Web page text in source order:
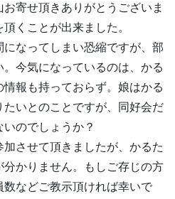
寄せ頂きありがとうございま
くことが出来ました。
なってしまい恐縮ですが、部
今気になっているのは、かる
報も持っておらず。娘はかる
いとのことですが、同好会だ
のでしょうか？
させて頂きましたが、かるた
かりません。もしご存じの方
などご教示頂ければ幸いで